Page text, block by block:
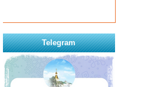
Telegram